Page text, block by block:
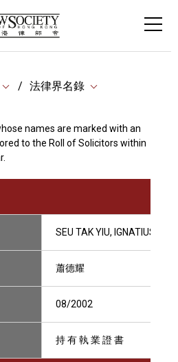
法律界名錄
names are marked with an
to the Roll of Solicitors within
SEU TAK YIU, IGNATIUS
蕭德耀
08/2002
持 有 執 業 證 書